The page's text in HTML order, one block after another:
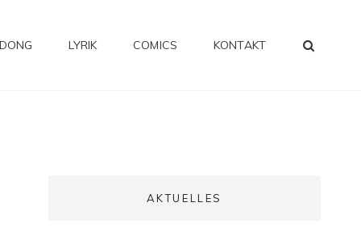
LYRIK COMICS KONTAKT
AKTUELLES